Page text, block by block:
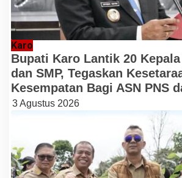
Karo
Bupati Karo Lantik 20
dan SMP, Tegaskan
Kesempatan Bagi ASN PNS
3 Agustus 2026